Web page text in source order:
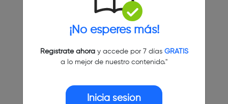
¡No esperes más!
Regístrate ahoray accede por 7 días GRATIS
a lo mejor de nuestro contenido."
Inicia sesión